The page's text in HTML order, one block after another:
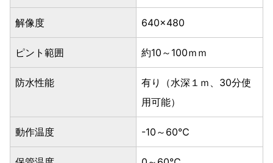
解像度 640×480
ピント範囲 約10～100ｍｍ
防水性能
有り（水深１ｍ、30分使
用可能）
動作温度 -10～60℃